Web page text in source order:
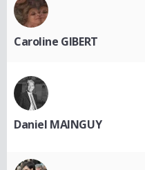
Caroline GIBERT
Daniel MAINGUY